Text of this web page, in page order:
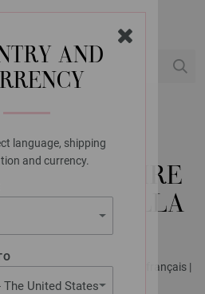
AND
language, shipping
and currency.
The United States
GROSSA
COTONELLA
allemand + explications en français |
Modèle 17